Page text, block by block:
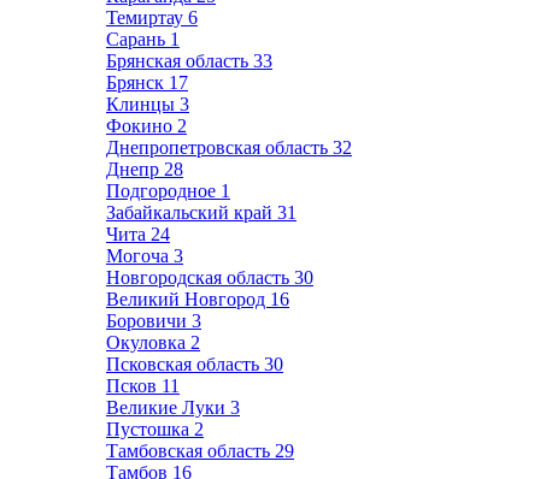
Темиртау 6
Сарань 1
Брянская область 33
Брянск 17
Клинцы 3
Фокино 2
Днепропетровская область 32
Днепр 28
Подгородное 1
Забайкальский край 31
Чита 24
Могоча 3
Новгородская область 30
Великий Новгород 16
Боровичи 3
Окуловка 2
Псковская область 30
Псков 11
Великие Луки 3
Пустошка 2
Тамбовская область 29
Тамбов 16